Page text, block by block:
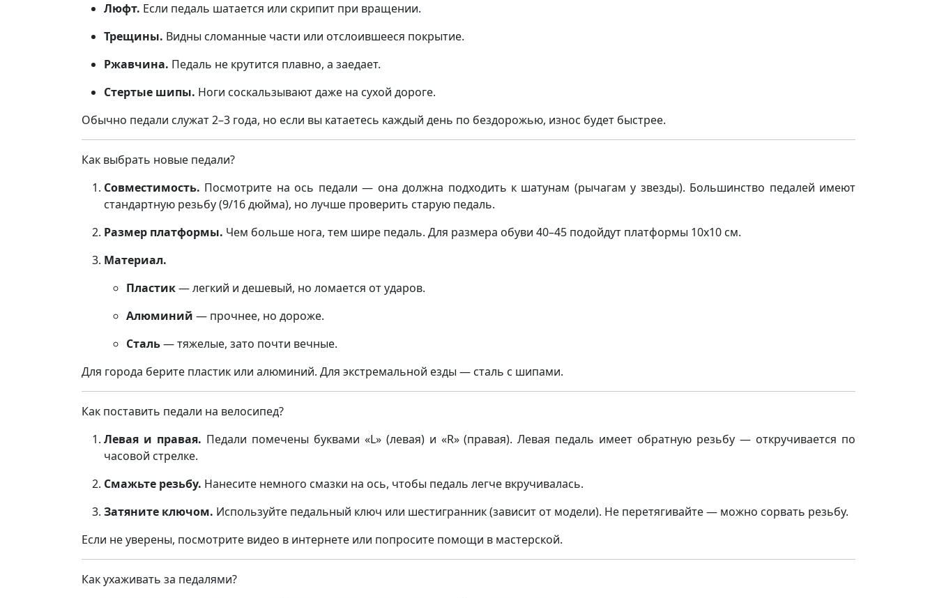
Люфт. Если педаль шатается или скрипит при вращении.
Трещины. Видны сломанные части или отслоившееся покрытие.
Ржавчина. Педаль не крутится плавно, а заедает.
Стертые шипы. Ноги соскальзывают даже на сухой дороге.
Обычно педали служат 2–3 года, но если вы катаетесь каждый день по бездорожью, износ будет быстрее.
Как выбрать новые педали?
Совместимость. Посмотрите на ось педали — она должна подходить к шатунам (рычагам у звезды). Большинство педалей имеют
стандартную резьбу (9/16 дюйма), но лучше проверить старую педаль.
Размер платформы. Чем больше нога, тем шире педаль. Для размера обуви 40–45 подойдут платформы 10х10 см.
Материал.
Пластик— легкий и дешевый, но ломается от ударов.
Алюминий — прочнее, но дороже.
Сталь— тяжелые, зато почти вечные.
Для города берите пластик или алюминий. Для экстремальной езды — сталь с шипами.
Как поставить педали на велосипед?
Левая и правая. Педали помечены буквами «L» (левая) и «R» (правая). Левая педаль имеет обратную резьбу — откручивается по
часовой стрелке.
Смажьте резьбу. Нанесите немного смазки на ось, чтобы педаль легче вкручивалась.
Затяните ключом. Используйте педальный ключ или шестигранник (зависит от модели). Не перетягивайте — можно сорвать резьбу.
Если не уверены, посмотрите видео в интернете или попросите помощи в мастерской.
Как ухаживать за педалями?